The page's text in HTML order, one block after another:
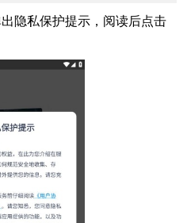
隐私保护提示，阅读后点击